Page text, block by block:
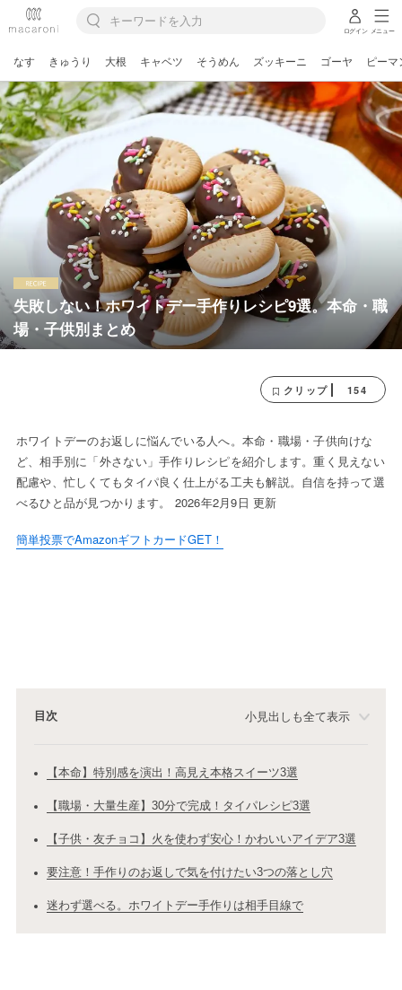
ログイン メニュー
なす きゅうり 大根 キャベツ そうめん ズッキーニ ゴーヤ ピーマ
失敗しない！ホワイトデー手作りレシピ9選。本命・職
場・子供別まとめ
クリップ 154
ホワイトデーのお返しに悩んでいる人へ。本命・職場・子供向けな
ど、相手別に「外さない」手作りレシピを紹介します。重く見えない
配慮や、忙しくてもタイパ良く仕上がる工夫も解説。自信を持って選
べるひと品が見つかります。 2026年2月9日 更新
簡単投票でAmazonギフトカードGET！
目次 小見出しも全て表示
【本命】特別感を演出！高見え本格スイーツ3選
【職場・大量生産】30分で完成！タイパレシピ3選
【子供・友チョコ】火を使わず安心！かわいいアイデア3選
要注意！手作りのお返しで気を付けたい3つの落とし穴
迷わず選べる。ホワイトデー手作りは相手目線で